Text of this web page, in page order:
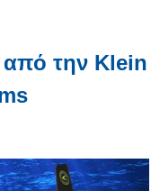
από τηνKlein